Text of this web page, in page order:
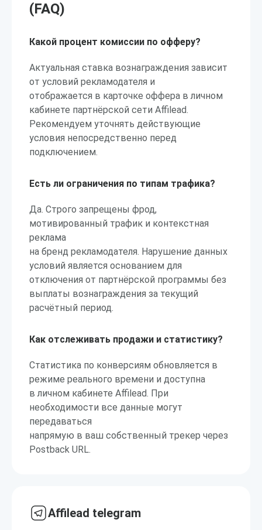
(FAQ)
Какой процент комиссии по офферу?
Актуальная ставка вознаграждения зависит
от условий рекламодателя и
отображается в карточке оффера в личном
кабинете партнёрской сети Affilead.
Рекомендуем уточнять действующие
условия непосредственно перед
подключением.
Есть ли ограничения по типам трафика?
Да. Строго запрещены фрод,
мотивированный трафик и контекстная
реклама
на бренд рекламодателя. Нарушение данных
условий является основанием для
отключения от партнёрской программы без
выплаты вознаграждения за текущий
расчётный период.
Как отслеживать продажи и статистику?
Статистика по конверсиям обновляется в
режиме реального времени и доступна
в личном кабинете Affilead. При
необходимости все данные могут
передаваться
напрямую в ваш собственный трекер через
Postback URL.
Affilead telegram